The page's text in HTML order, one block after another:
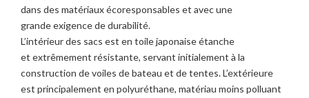
dans des matériaux écoresponsables et avec une
grande exigence de durabilité.
L’intérieur des sacs est en toile japonaise étanche
et extrêmement résistante, servant initialement à la
construction de voiles de bateau et de tentes. L’extérieure
est principalement en polyuréthane, matériau moins polluant